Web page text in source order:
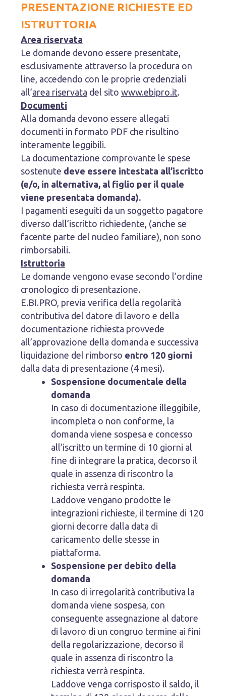
PRESENTAZIONE RICHIESTE ED
ISTRUTTORIA
Area riservata
Le domande devono essere presentate,
esclusivamente attraverso la procedura on
line, accedendo con le proprie credenziali
all’area riservata del sito www.ebipro.it.
Documenti
Alla domanda devono essere allegati
documenti in formato PDF che risultino
interamente leggibili.
La documentazione comprovante le spese
sostenute deve essere intestata all’iscritto
(e/o, in alternativa, al figlio per il quale
viene presentata domanda).
I pagamenti eseguiti da un soggetto pagatore
diverso dall’iscritto richiedente, (anche se
facente parte del nucleo familiare), non sono
rimborsabili.
Istruttoria
Le domande vengono evase secondo l’ordine
cronologico di presentazione.
E.BI.PRO, previa verifica della regolarità
contributiva del datore di lavoro e della
documentazione richiesta provvede
all’approvazione della domanda e successiva
liquidazione del rimborso entro 120 giorni
dalla data di presentazione (4 mesi).
Sospensione documentale della
domanda
In caso di documentazione illeggibile,
incompleta o non conforme, la
domanda viene sospesa e concesso
all’iscritto un termine di 10 giorni al
fine di integrare la pratica, decorso il
quale in assenza di riscontro la
richiesta verrà respinta.
Laddove vengano prodotte le
integrazioni richieste, il termine di 120
giorni decorre dalla data di
caricamento delle stesse in
piattaforma.
Sospensione per debito della
domanda
In caso di irregolarità contributiva la
domanda viene sospesa, con
conseguente assegnazione al datore
di lavoro di un congruo termine ai fini
della regolarizzazione, decorso il
quale in assenza di riscontro la
richiesta verrà respinta.
Laddove venga corrisposto il saldo, il